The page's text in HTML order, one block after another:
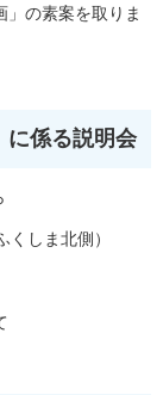
の素案を取りま
係る説明会
しま北側）